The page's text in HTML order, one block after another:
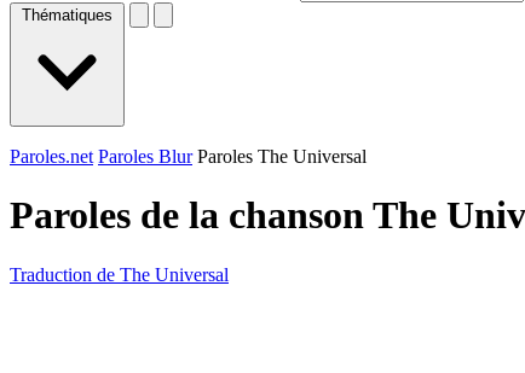
Thématiques
Paroles.net Paroles Blur Paroles The Universal
Paroles de la chanson The
Traduction de The Universal